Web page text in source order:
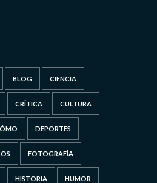
BLOG CIENCIA
CRÍTICA CULTURA
DEPORTES
FOTOGRAFÍA
HISTORIA HUMOR